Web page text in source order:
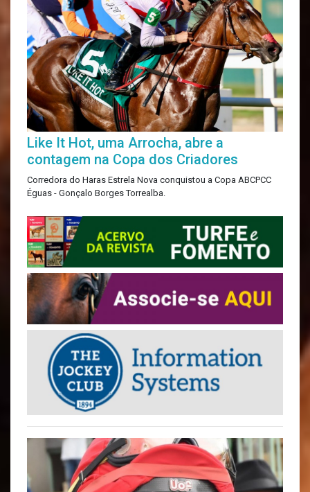
Like It Hot, uma Arrocha, abre a
contagem na Copa dos Criadores
Corredora do Haras Estrela Nova conquistou a Copa ABCPCC
Éguas - Gonçalo Borges Torrealba.